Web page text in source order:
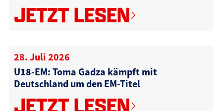
JETZT LESEN
28. Juli 2026
U18-EM: Toma Gadza kämpft mit
Deutschland um den EM-Titel
JETZT LESEN